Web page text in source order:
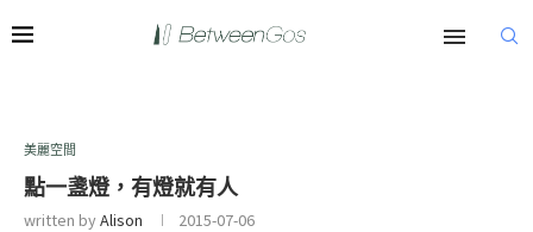
美麗空間
點一盞燈，有燈就有人
written byAlison 2015-07-06